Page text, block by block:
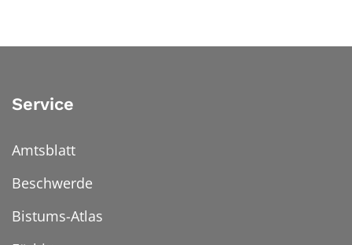
Service
Amtsblatt
Beschwerde
Bistums-Atlas